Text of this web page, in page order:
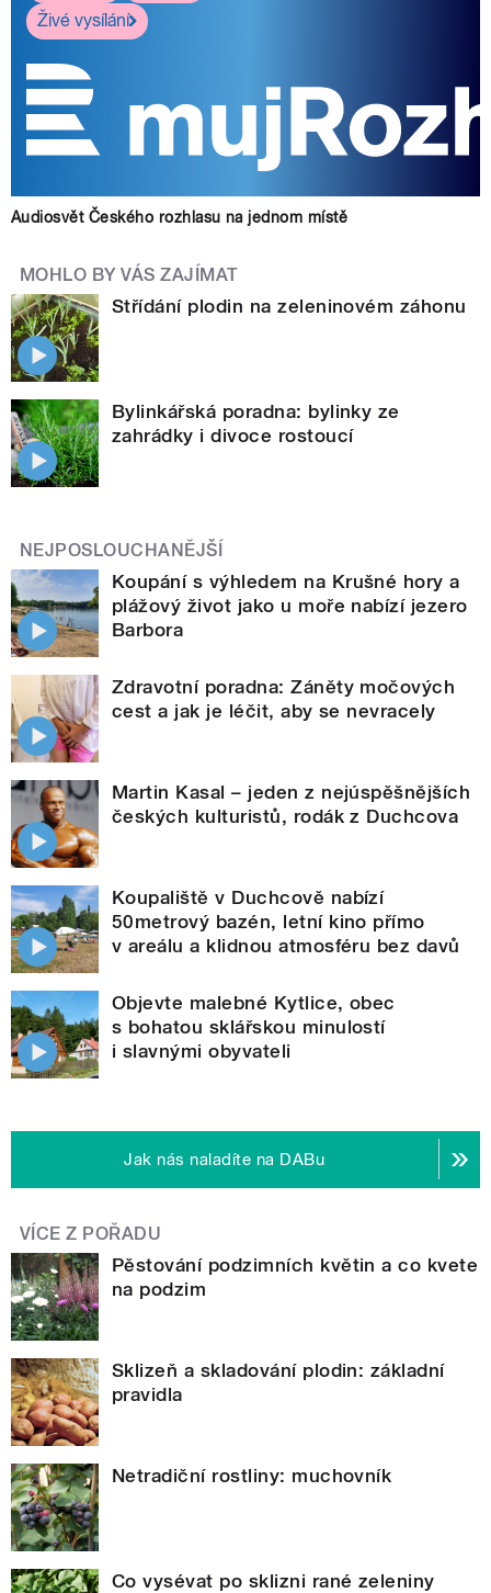
Živé vysílání
Audiosvět Českého rozhlasu na jednom místě
MOHLO BY VÁS ZAJÍMAT
Střídání plodin na zeleninovém záhonu
Bylinkářská poradna: bylinky ze
zahrádky i divoce rostoucí
NEJPOSLOUCHANĚJŠÍ
Koupání s výhledem na Krušné hory a
plážový život jako u moře nabízí jezero
Barbora
Zdravotní poradna: Záněty močových
cest a jak je léčit, aby se nevracely
Martin Kasal – jeden z nejúspěšnějších
českých kulturistů, rodák z Duchcova
Koupaliště v Duchcově nabízí
50metrový bazén, letní kino přímo
v areálu a klidnou atmosféru bez davů
Objevte malebné Kytlice, obec
s bohatou sklářskou minulostí
i slavnými obyvateli
Jak nás naladíte na DABu
VÍCE Z POŘADU
Pěstování podzimních květin a co kvete
na podzim
Sklizeň a skladování plodin: základní
pravidla
Netradiční rostliny: muchovník
Co vysévat po sklizni rané zeleniny